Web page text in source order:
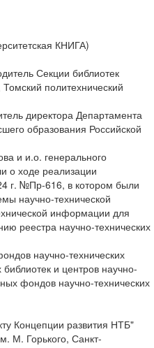
КНИГА)
Секции библиотек
политехнический
директора Департамента
образования Российской
и и.о. генерального
о ходе реализации
г. №Пр-616, в котором были
научно-технической
информации для
реестра научно-технических
научно-технических
и центров научно-
фондов научно-технических
Концепции развития НТБ"
М. Горького, Санкт-